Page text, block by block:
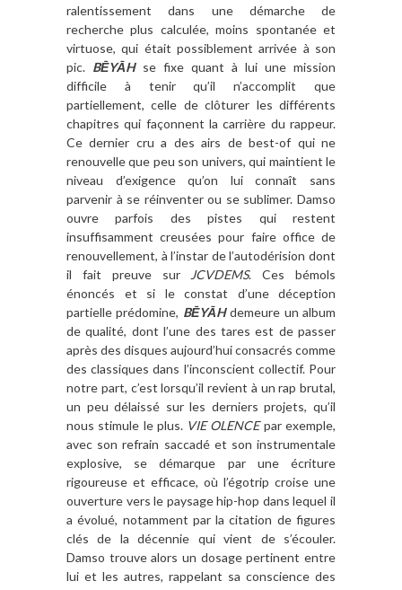
ralentissement dans une démarche de
recherche plus calculée, moins spontanée et
virtuose, qui était possiblement arrivée à son
pic. BĒYĀHse fixe quant à lui une mission
difficile à tenir qu’il n’accomplit que
partiellement, celle de clôturer les différents
chapitres qui façonnent la carrière du rappeur.
Ce dernier cru a des airs de best-of qui ne
renouvelle que peu son univers, qui maintient le
niveau d’exigence qu’on lui connaît sans
parvenir à se réinventer ou se sublimer. Damso
ouvre parfois des pistes qui restent
insuffisamment creusées pour faire office de
renouvellement, à l’instar de l’autodérision dont
il fait preuve sur
JCVDEMS. Ces bémols
énoncés et si le constat d’une déception
partielle prédomine, BĒYĀHdemeure un album
de qualité, dont l’une des tares est de passer
après des disques aujourd’hui consacrés comme
des classiques dans l’inconscient collectif. Pour
notre part, c’est lorsqu’il revient à un rap brutal,
un peu délaissé sur les derniers projets, qu’il
nous stimule le plus. VIE OLENCEpar exemple,
avec son refrain saccadé et son instrumentale
explosive, se démarque par une écriture
rigoureuse et efficace, où l’égotrip croise une
ouverture vers le paysage hip-hop dans lequel il
a évolué, notamment par la citation de figures
clés de la décennie qui vient de s’écouler.
Damso trouve alors un dosage pertinent entre
lui et les autres, rappelant sa conscience des